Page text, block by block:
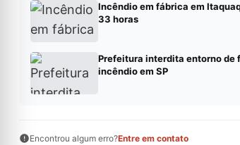
Incêndio em fábrica em
33 horas
Prefeitura interdita entorno de
incêndio em SP
Encontrou algum erro?Entre em contato